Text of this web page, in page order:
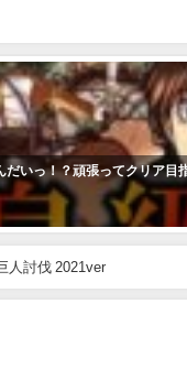
いっ！？頑張ってクリア目
人討伐 2021ver